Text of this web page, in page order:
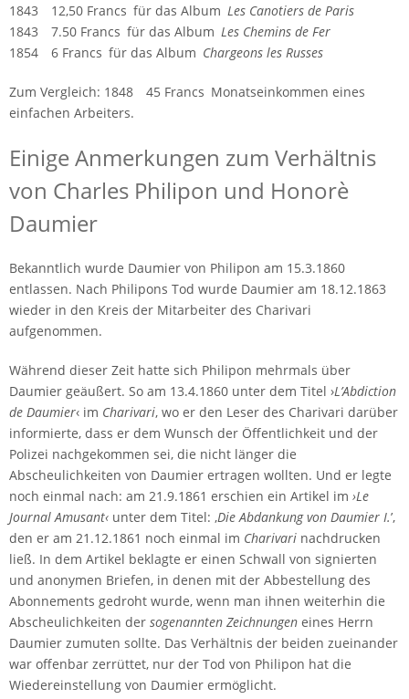
1843 12,50 Francs für das Album Les Canotiers de Paris
1843 7.50 Francs für das Album Les Chemins de Fer
1854 6 Francs für das Album Chargeons les Russes
Zum Vergleich: 1848 45 Francs Monatseinkommen eines
einfachen Arbeiters.
Einige Anmerkungen zum Verhältnis
von Charles Philipon und Honorè
Daumier
Bekanntlich wurde Daumier von Philipon am 15.3.1860
entlassen. Nach Philipons Tod wurde Daumier am 18.12.1863
wieder in den Kreis der Mitarbeiter des Charivari
aufgenommen.
Während dieser Zeit hatte sich Philipon mehrmals über
Daumier geäußert. So am 13.4.1860 unter dem Titel ›L’Abdiction
de Daumier‹ im Charivari, wo er den Leser des Charivari darüber
informierte, dass er dem Wunsch der Öffentlichkeit und der
Polizei nachgekommen sei, die nicht länger die
Abscheulichkeiten von Daumier ertragen wollten. Und er legte
noch einmal nach: am 21.9.1861 erschien ein Artikel im ›Le
Journal Amusant‹ unter dem Titel: ‚Die Abdankung von Daumier I.’,
den er am 21.12.1861 noch einmal im Charivari nachdrucken
ließ. In dem Artikel beklagte er einen Schwall von signierten
und anonymen Briefen, in denen mit der Abbestellung des
Abonnements gedroht wurde, wenn man ihnen weiterhin die
Abscheulichkeiten der sogenannten Zeichnungen eines Herrn
Daumier zumuten sollte. Das Verhältnis der beiden zueinander
war offenbar zerrüttet, nur der Tod von Philipon hat die
Wiedereinstellung von Daumier ermöglicht.